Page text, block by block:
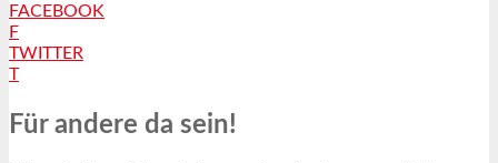
FACEBOOK
F
TWITTER
T
Für andere da sein!